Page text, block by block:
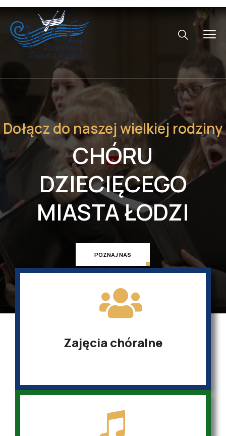
CHÓRU
DZIECIĘCEGO
MIASTA ŁODZI
POZNAJ NAS
Dołącz do naszej wielkiej rodziny
Zajęcia chóralne